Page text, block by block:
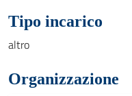
Tipo incarico
altro
Organizzazione